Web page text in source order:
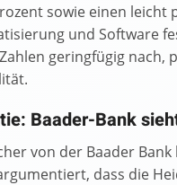
sowie einen leicht
und Software
geringfügig
Baader-Bank
von der Baader
dass die